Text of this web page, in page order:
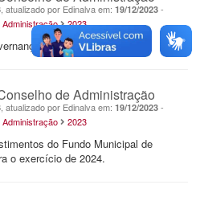
, atualizado por Edinalva em: 19/12/2023 -
2023
Corporativa 2023-1.
de Administração
, atualizado por Edinalva em: 19/12/2023 -
2023
do Fundo Municipal de
o exercício de 2024.